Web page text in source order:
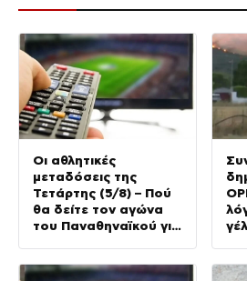
Οι αθλητικές
μεταδόσεις της
Τετάρτης (5/8) – Πού
θα δείτε τον αγώνα
του Παναθηναϊκού για